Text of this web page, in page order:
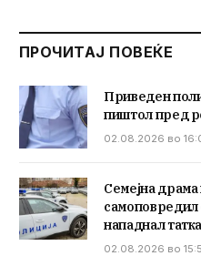
ПРОЧИТАЈ ПОВЕЌЕ
Приведен
пиштол пред
02.08.2026 во
Семејна драма
самоповредил
нападнал
02.08.2026 во